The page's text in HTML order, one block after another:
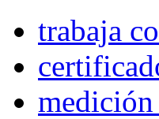
trabaja
medición